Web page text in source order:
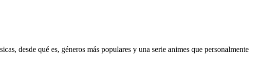
desde qué es, géneros más populares y una serie animes que personalmente